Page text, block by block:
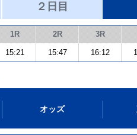
２日目
1R 2R 3R
15:21 15:47 16:12
オッズ